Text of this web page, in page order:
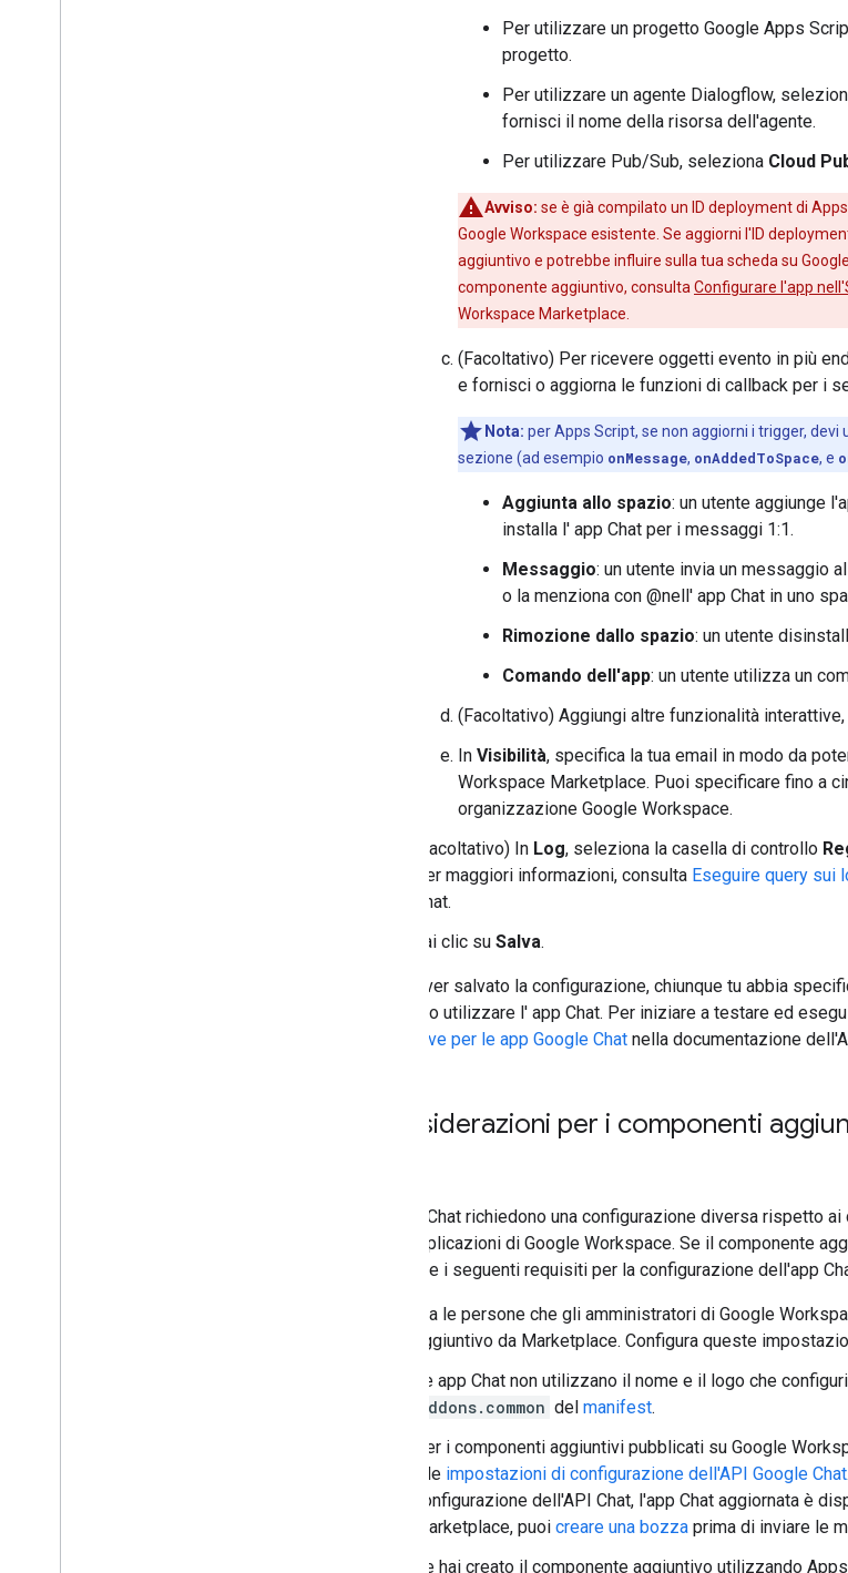
Per utilizzare un progetto Google Apps
progetto.
Per utilizzare un agente Dialogflow,
fornisci il nome della risorsa dell'agente.
Per utilizzare Pub/Sub, seleziona Cloud
Avviso: se è già compilato un ID deployment di
Google Workspace esistente. Se aggiorni l'ID
aggiuntivo e potrebbe influire sulla tua scheda su
componente aggiuntivo, consulta Configurare l'app
Workspace Marketplace.
(Facoltativo) Per ricevere oggetti evento in più
e fornisci o aggiorna le funzioni di callback per i
Nota: per Apps Script, se non aggiorni i trigger,
sezione (ad esempio onMessage, onAddedToSpace, e
Aggiunta allo spazio: un utente aggiunge
installa l' app Chat per i messaggi 1:1.
Messaggio: un utente invia un messaggio
o la menziona con @nell' app Chat in uno
Rimozione dallo spazio: un utente
Comando dell'app: un utente utilizza un
(Facoltativo) Aggiungi altre funzionalità
In Visibilità, specifica la tua email in modo da
Workspace Marketplace. Puoi specificare fino a
organizzazione Google Workspace.
(Facoltativo) In Log, seleziona la casella di controllo
Per maggiori informazioni, consulta Eseguire query sui
Chat.
Fai clic su Salva.
Dopo aver salvato la configurazione, chiunque tu abbia
testare o utilizzare l' app Chat. Per iniziare a testare ed
interattive per le app Google Chat nella documentazione
Considerazioni per i componenti
Le app Chat richiedono una configurazione diversa rispetto
altre applicazioni di Google Workspace. Se il componente
presente i seguenti requisiti per la configurazione dell'app
Sia le persone che gli amministratori di Google
aggiuntivo da Marketplace. Configura queste
Le app Chat non utilizzano il nome e il logo che
addons.common del manifest.
Per i componenti aggiuntivi pubblicati su Google
alle impostazioni di configurazione dell'API Google Chat
configurazione dell'API Chat, l'app Chat aggiornata è
Marketplace, puoi creare una bozza prima di inviare le
Se hai creato il componente aggiuntivo utilizzando